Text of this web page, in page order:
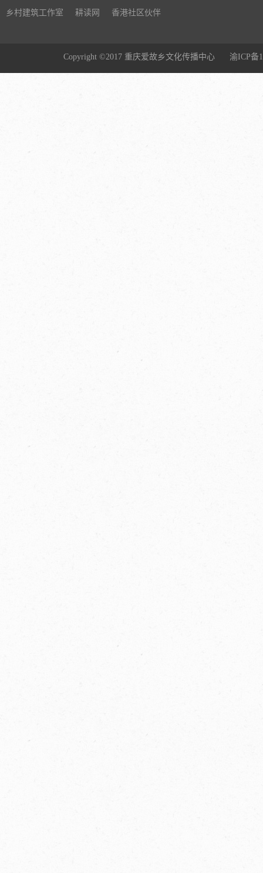
乡村建筑工作室 耕读网 香港社区伙伴
Copyright ©2017 重庆爱故乡文化传播中心 渝ICP备